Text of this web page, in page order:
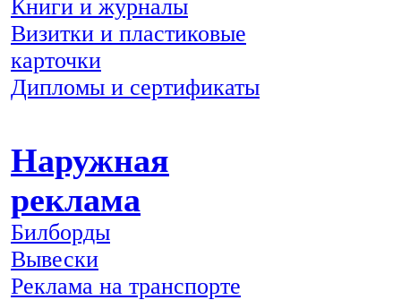
Книги и журналы
Визитки и пластиковые
карточки
Дипломы и сертификаты
Наружная
реклама
Билборды
Вывески
Реклама на транспорте